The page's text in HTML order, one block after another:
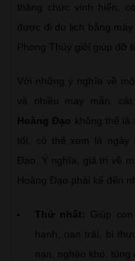
thăng chức vinh hiển,
được đi du lịch bằng
Phong Thủy giỏi giúp đỡ
Với những ý nghĩa về
và nhiều may mắn,
Hoàng Đạo không thể là
tốt, có thể xem là ngày
Đạo. Ý nghĩa, giá trị về
Hoàng Đạo phải kể đến
Thứ nhất: Giúp
hạnh, oan trái, bi
nạn, nghèo khó, túng